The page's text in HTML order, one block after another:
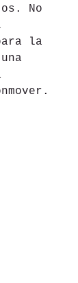
No
la